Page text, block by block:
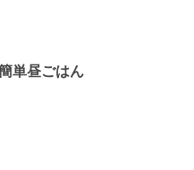
単昼ごはん